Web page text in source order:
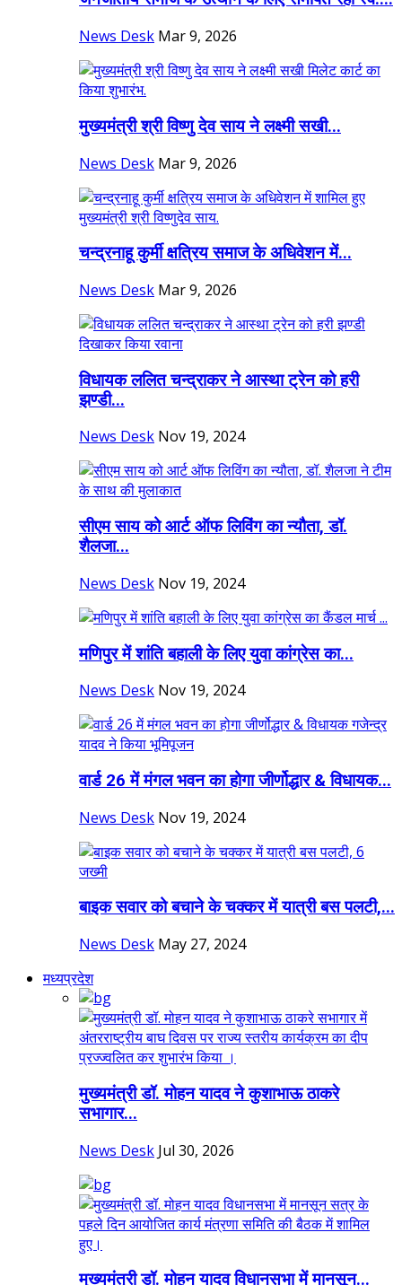
News Desk Mar 9, 2026
मुख्यमंत्री श्री विष्णु देव साय ने लक्ष्मी सखी...
News Desk Mar 9, 2026
चन्द्रनाहू कुर्मी क्षत्रिय समाज के अधिवेशन में...
News Desk Mar 9, 2026
विधायक ललित चन्द्राकर ने आस्था ट्रेन को हरी
झण्डी...
News Desk Nov 19, 2024
सीएम साय को आर्ट ऑफ लिविंग का न्यौता, डॉ.
शैलजा...
News Desk Nov 19, 2024
मणिपुर में शांति बहाली के लिए युवा कांग्रेस का...
News Desk Nov 19, 2024
वार्ड 26 में मंगल भवन का होगा जीर्णोद्धार & विधायक...
News Desk Nov 19, 2024
बाइक सवार को बचाने के चक्कर में यात्री बस पलटी,...
News Desk May 27, 2024
मध्यप्रदेश
मुख्यमंत्री डॉ. मोहन यादव ने कुशाभाऊ ठाकरे
सभागार...
News Desk Jul 30, 2026
मुख्यमंत्री डॉ. मोहन यादव विधानसभा में मानसून...